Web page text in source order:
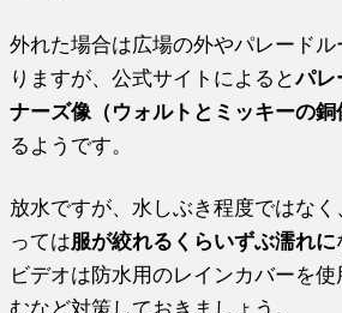
外れた場合は広場の外やパレード
りますが、公式サイトによるとパレ
ナーズ像（ウォルトとミッキーの銅
るようです。
放水ですが、水しぶき程度ではなく
っては服が絞れるくらいずぶ濡れに
ビデオは防水用のレインカバーを
むなど対策しておきましょう。